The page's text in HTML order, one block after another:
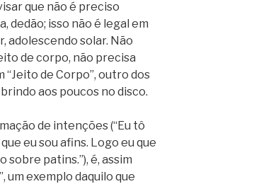
que não é preciso
dedão; isso não é legal em
adolescendo solar. Não
de corpo, não precisa
“Jeito de Corpo”, outro dos
aos poucos no disco.
de intenções (“Eu tô
eu sou afins. Logo eu que
patins.”), é, assim
um exemplo daquilo que